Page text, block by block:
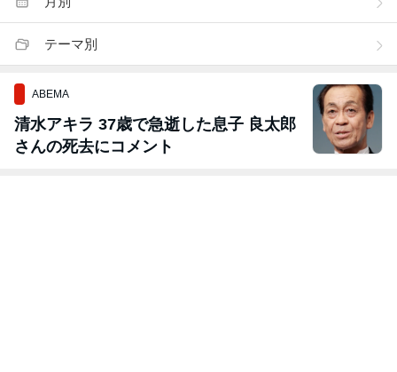
テーマ別
ABEMA
清水アキラ 37歳で急逝した息子 良太郎
さんの死去にコメント